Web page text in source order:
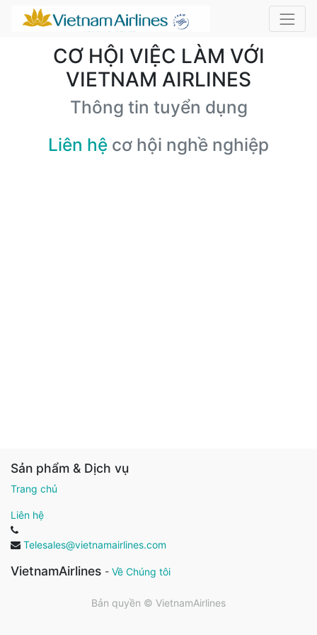
CƠ HỘI VIỆC LÀM VỚI
VIETNAM AIRLINES
Thông tin tuyển dụng
Liên hệ cơ hội nghề nghiệp
Sản phẩm & Dịch vụ
Trang chủ
Liên hệ
Telesales@vietnamairlines.com
VietnamAirlines - Về Chúng tôi
Bản quyền © VietnamAirlines